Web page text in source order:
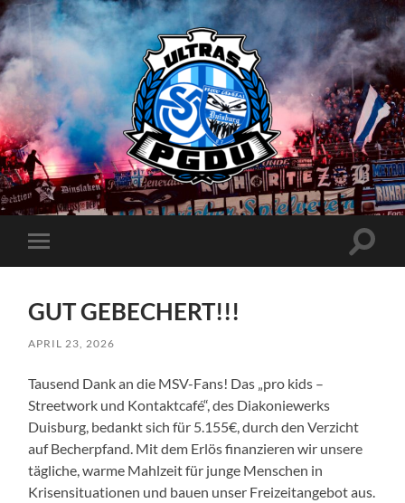
Proud
Generation
Duisburg
Mobile-
Menü
GUT GEBECHERT!!!
APRIL 23, 2026
Tausend Dank an die MSV-Fans! Das „pro kids –
Streetwork und Kontaktcafé“, des Diakoniewerks
Duisburg, bedankt sich für 5.155€, durch den Verzicht
auf Becherpfand. Mit dem Erlös finanzieren wir unsere
tägliche, warme Mahlzeit für junge Menschen in
Krisensituationen und bauen unser Freizeitangebot aus.